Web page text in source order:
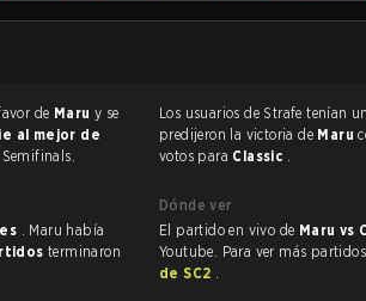
de Maru y se
al mejor de
. Maru había
terminaron
Los usuarios de Strafe tenían un favorito abrumador en este partido, y
predijeron la victoria de Maru
votos para Classic .
Dónde ver
El partido en vivo de Maru vs
Youtube. Para ver más
de SC2 .